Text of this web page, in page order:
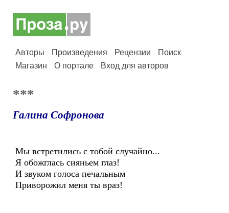
Авторы Произведения Рецензии
Поиск
Магазин
О портале Вход для авторов
***
Галина Софронова
Мы встретились с тобой случайно...
Я обожглась сияньем глаз!
И звуком голоса печальным
Приворожил меня ты враз!